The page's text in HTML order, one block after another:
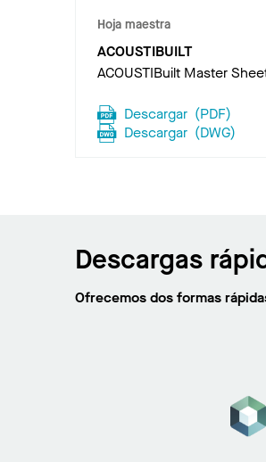
Hoja maestra
ACOUSTIBUILT
ACOUSTIBuilt Master
Descargar (PDF)
Descargar (DWG)
Descargas
Ofrecemos dos formas